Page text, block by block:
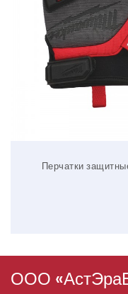
Перчатки
ООО